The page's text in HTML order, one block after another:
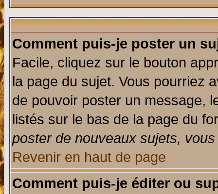
Comment puis-je poster un
Facile, cliquez sur le bouton
la page du sujet. Vous pourriez
de pouvoir poster un message,
listés sur le bas de la page du
poster de nouveaux sujets,
Revenir en haut de page
Comment puis-je éditer ou